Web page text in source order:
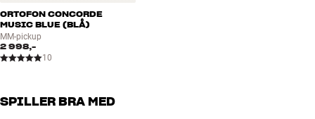
ORTOFON CONCORDE
MUSIC BLUE (BLÅ)
MM-pickup
2 998,-
10
SPILLER BRA MED